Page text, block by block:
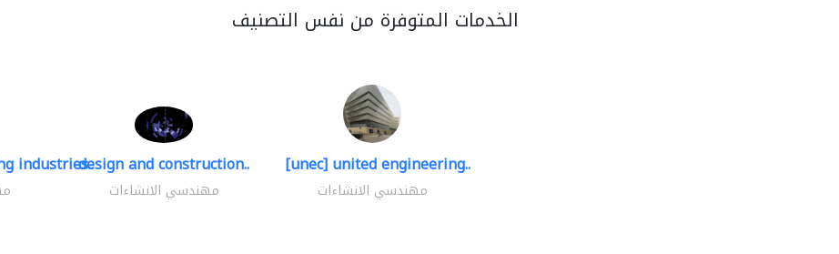
الخدمات المتوفرة من نفس التصنيف
industries..design and construction..
مهندسي الانشاءات
[unec] united engineering..
مهندسي الانشاءات